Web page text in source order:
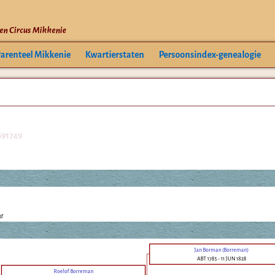
Circus Mikkenie
Mikkenie Kwartierstaten Persoonsindex-genealogie
Jan Borman (Borreman)
ABT 1785-11 JUN 1828
Roelof Borreman